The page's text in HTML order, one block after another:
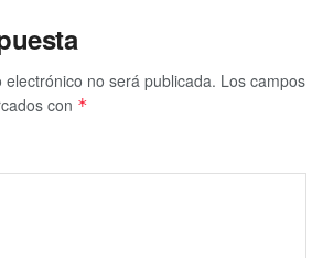
no será publicada. Los campos
con *